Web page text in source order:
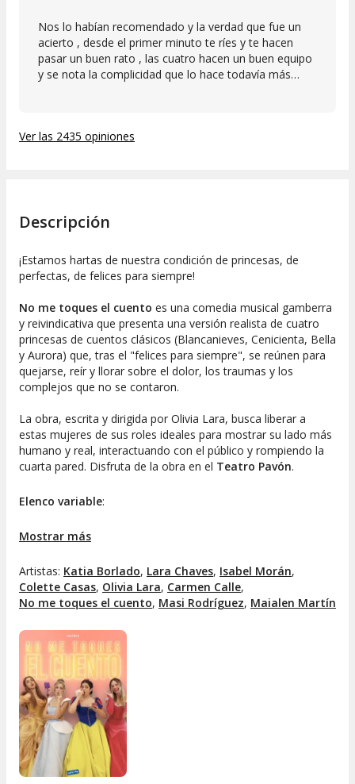
Nos lo habían recomendado y la verdad que fue un
acierto , desde el primer minuto te ríes y te hacen
pasar un buen rato , las cuatro hacen un buen equipo
y se nota la complicidad que lo hace todavía más
Ver las 2435 opiniones
Descripción
¡Estamos hartas de nuestra condición de princesas, de
perfectas, de felices para siempre!
No me toques el cuento es una comedia musical gamberra
y reivindicativa que presenta una versión realista de cuatro
princesas de cuentos clásicos (Blancanieves, Cenicienta, Bella
y Aurora) que, tras el "felices para siempre", se reúnen para
quejarse, reír y llorar sobre el dolor, los traumas y los
complejos que no se contaron.
La obra, escrita y dirigida por Olivia Lara, busca liberar a
estas mujeres de sus roles ideales para mostrar su lado más
humano y real, interactuando con el público y rompiendo la
cuarta pared. Disfruta de la obra en el Teatro Pavón.
Elenco variable:
Cenicienta:
Bella:Olivia Lara / Lara Chaves
Mostrar más
Artistas: Katia Borlado, Lara Chaves, Isabel Morán,
Colette Casas, Olivia Lara, Carmen Calle,
No me toques el cuento, Masi Rodríguez, Maialen Martín